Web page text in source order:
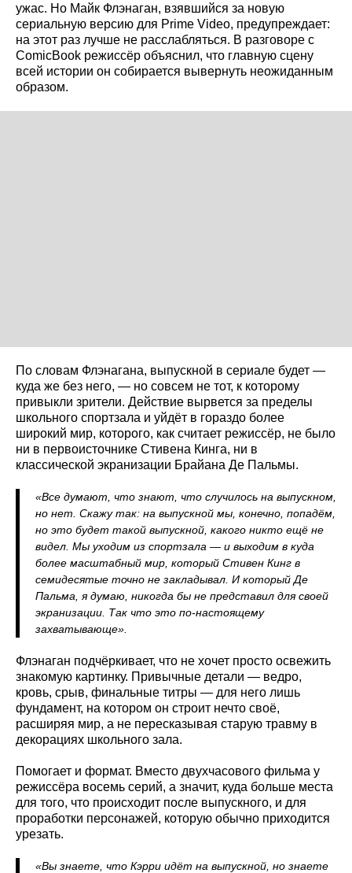
ужас. Но Майк Флэнаган, взявшийся за новую
сериальную версию для Prime Video, предупреждает:
на этот раз лучше не расслабляться. В разговоре с
ComicBook режиссёр объяснил, что главную сцену
всей истории он собирается вывернуть неожиданным
образом.
По словам Флэнагана, выпускной в сериале будет —
куда же без него, — но совсем не тот, к которому
привыкли зрители. Действие вырвется за пределы
школьного спортзала и уйдёт в гораздо более
широкий мир, которого, как считает режиссёр, не было
ни в первоисточнике Стивена Кинга, ни в
классической экранизации Брайана Де Пальмы.
«Все думают, что знают, что случилось на выпускном,
но нет. Скажу так: на выпускной мы, конечно, попадём,
но это будет такой выпускной, какого никто ещё не
видел. Мы уходим из спортзала — и выходим в куда
более масштабный мир, который Стивен Кинг в
семидесятые точно не закладывал. И который Де
Пальма, я думаю, никогда бы не представил для своей
экранизации. Так что это по-настоящему
захватывающе».
Флэнаган подчёркивает, что не хочет просто освежить
знакомую картинку. Привычные детали — ведро,
кровь, срыв, финальные титры — для него лишь
фундамент, на котором он строит нечто своё,
расширяя мир, а не пересказывая старую травму в
декорациях школьного зала.
Помогает и формат. Вместо двухчасового фильма у
режиссёра восемь серий, а значит, куда больше места
для того, что происходит после выпускного, и для
проработки персонажей, которую обычно приходится
урезать.
«Вы знаете, что Кэрри идёт на выпускной, но знаете